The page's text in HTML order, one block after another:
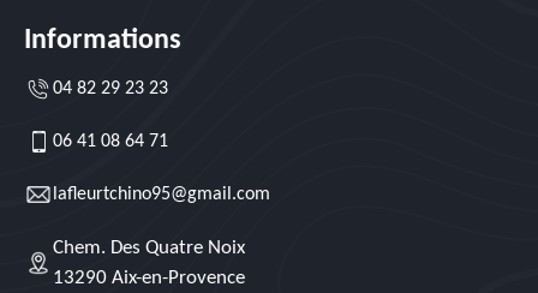
Informations
04 82 29 23 23
06 41 08 64 71
lafleurtchino95@gmail.com
Chem. Des Quatre Noix
13290 Aix-en-Provence